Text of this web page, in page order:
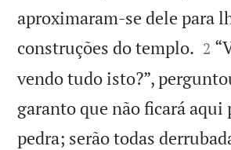
aproximaram-se dele para
construções do templo. 

2
vendo tudo isto?”,
garanto que não ficará aqui
pedra; serão todas